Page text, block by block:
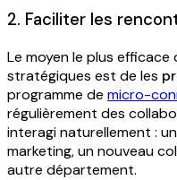
2. Faciliter les
Le moyen le plus efficace
stratégiques est de les
programme de micro-
régulièrement des
interagi naturellement :
marketing, un nouveau
autre département.